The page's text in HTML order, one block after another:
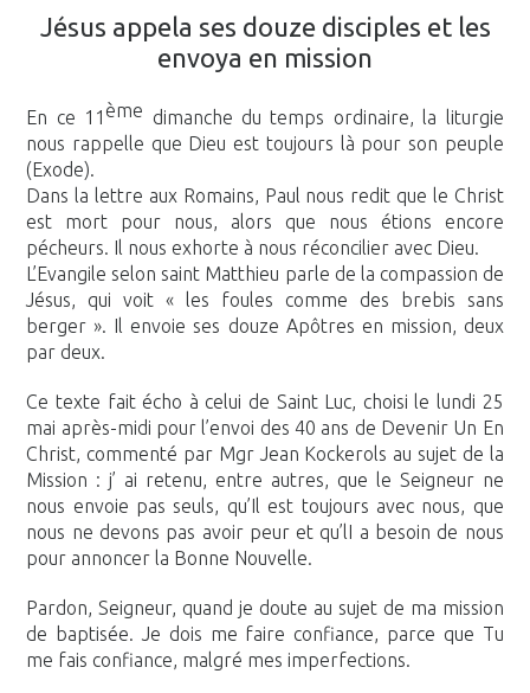
Jésus appela ses douze disciples et les
envoya en mission
En ce 11ème dimanche du temps ordinaire, la liturgie
nous rappelle que Dieu est toujours là pour son peuple
(Exode).
Dans la lettre aux Romains, Paul nous redit que le Christ
est mort pour nous, alors que nous étions encore
pécheurs. Il nous exhorte à nous réconcilier avec Dieu.
L’Evangile selon saint Matthieu parle de la compassion de
Jésus, qui voit « les foules comme des brebis sans
berger ». Il envoie ses douze Apôtres en mission, deux
par deux.
Ce texte fait écho à celui de Saint Luc, choisi le lundi 25
mai après-midi pour l’envoi des 40 ans de Devenir Un En
Christ, commenté par Mgr Jean Kockerols au sujet de la
Mission : j’ ai retenu, entre autres, que le Seigneur ne
nous envoie pas seuls, qu’Il est toujours avec nous, que
nous ne devons pas avoir peur et qu’lI a besoin de nous
pour annoncer la Bonne Nouvelle.
Pardon, Seigneur, quand je doute au sujet de ma mission
de baptisée. Je dois me faire confiance, parce que Tu
me fais confiance, malgré mes imperfections.